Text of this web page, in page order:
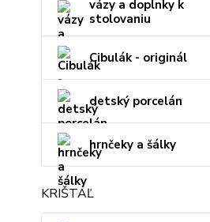
vázy a doplnky k
stolovaniu
Cibulák - originál
detský porcelán
hrnčeky a šálky
KRIŠTÁĽ